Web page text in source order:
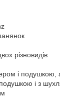
різновидів
і
і з